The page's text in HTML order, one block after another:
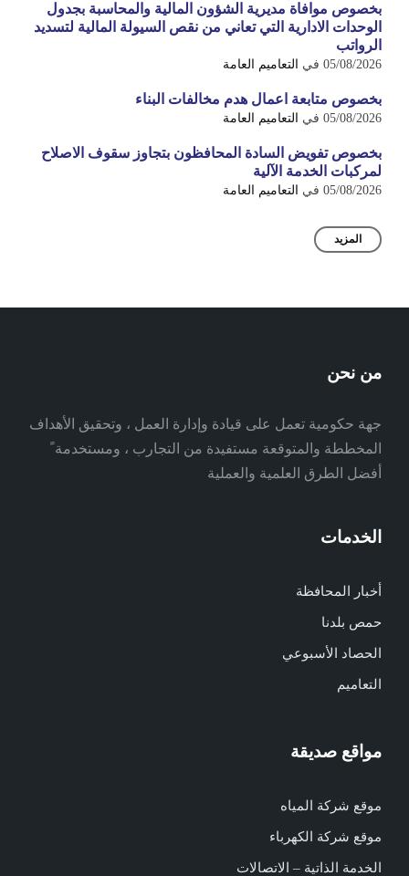
بخصوص موافاة مديرية الشؤون المالية والمحاسبة بجدول
الوحدات الادارية التي تعاني من نقص السيولة المالية لتسديد
الرواتب
05/08/2026 في التعاميم العامة
بخصوص متابعة اعمال هدم مخالفات البناء
05/08/2026 في التعاميم العامة
بخصوص تفويض السادة المحافظون بتجاوز سقوف الاصلاح
لمركبات الخدمة الآلية
05/08/2026 في التعاميم العامة
المزيد
من نحن
جهة حكومية تعمل على قيادة وإدارة العمل ، وتحقيق الأهداف
المخططة والمتوقعة مستفيدة من التجارب ، ومستخدمة ً
أفضل الطرق العلمية والعملية
الخدمات
أخبار المحافظة
حمص بلدنا
الحصاد الأسبوعي
التعاميم
مواقع صديقة
موقع شركة المياه
موقع شركة الكهرباء
الخدمة الذاتية – الاتصالات